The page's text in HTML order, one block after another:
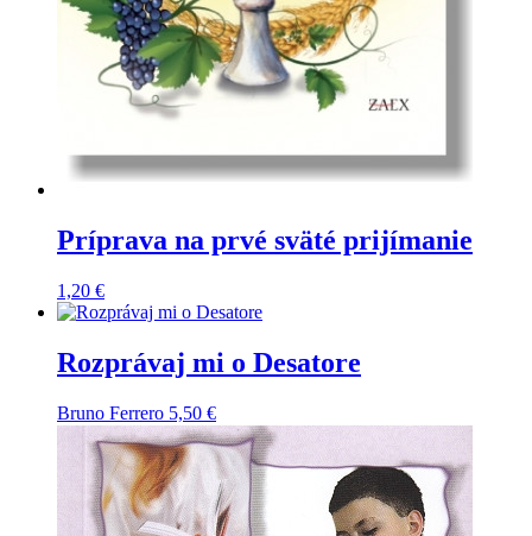
Príprava na prvé sväté prijímanie
1,20 €
Rozprávaj mi o Desatore
Bruno Ferrero 5,50 €